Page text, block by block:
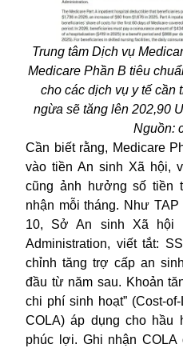
Trung tâm Dịch vụ
Medicare Phần B tiêu
cho các dịch vụ y tế cần
ngừa sẽ tăng lên 202,90
Nguồn:
Cần biết rằng, Medicare
vào tiền An sinh Xã hội,
cũng ảnh hưởng số tiền
nhận mỗi tháng. Như
10, Sở An sinh Xã hội
Administration, viết tắt:
chỉnh tăng trợ cấp an
đầu từ năm sau. Khoản
chi phí sinh hoạt” (Cost-
COLA) áp dụng cho hầu
phúc lợi. Ghi nhận